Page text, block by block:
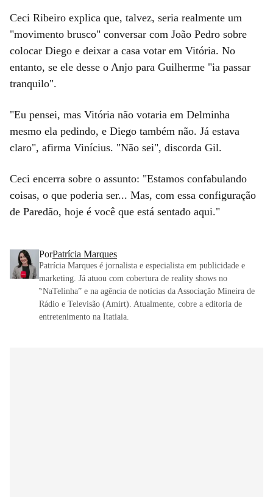
Ceci Ribeiro explica que, talvez, seria realmente um
"movimento brusco" conversar com João Pedro sobre
colocar Diego e deixar a casa votar em Vitória. No
entanto, se ele desse o Anjo para Guilherme "ia passar
tranquilo".
"Eu pensei, mas Vitória não votaria em Delminha
mesmo ela pedindo, e Diego também não. Já estava
claro", afirma Vinícius. "Não sei", discorda Gil.
Ceci encerra sobre o assunto: "Estamos confabulando
coisas, o que poderia ser... Mas, com essa configuração
de Paredão, hoje é você que está sentado aqui."
PorPatrícia Marques
Patrícia Marques é jornalista e especialista em publicidade e
marketing. Já atuou com cobertura de reality shows no
‶NaTelinha” e na agência de notícias da Associação Mineira de
Rádio e Televisão (Amirt). Atualmente, cobre a editoria de
entretenimento na Itatiaia.